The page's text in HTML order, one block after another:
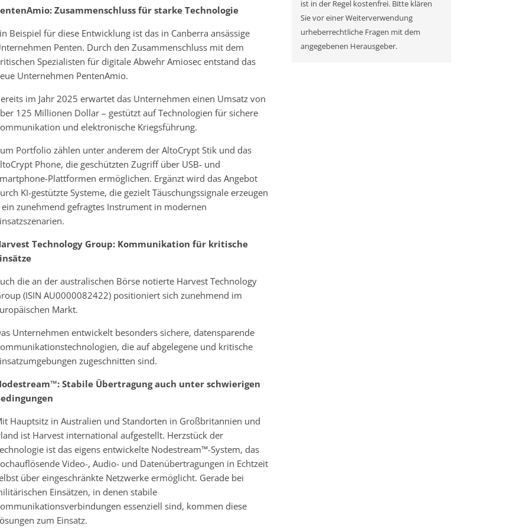
Zusammenschluss für starke Technologie
Beispiel für diese Entwicklung ist das in Canberra ansässige
Penten. Durch den Zusammenschluss mit dem
Spezialisten für digitale Abwehr Amiosec entstand das
Unternehmen PentenAmio.
im Jahr 2025 erwartet das Unternehmen einen Umsatz von
125 Millionen Dollar – gestützt auf Technologien für sichere
und elektronische Kriegsführung.
Portfolio zählen unter anderem der AltoCrypt Stik und das
Phone, die geschützten Zugriff über USB- und
Plattformen ermöglichen. Ergänzt wird das Angebot
KI-gestützte Systeme, die gezielt Täuschungssignale erzeugen
ein zunehmend gefragtes Instrument in modernen
Technology Group: Kommunikation für kritische
die an der australischen Börse notierte Harvest Technology
(ISIN AU0000082422) positioniert sich zunehmend im
Markt.
Unternehmen entwickelt besonders sichere, datensparende
die auf abgelegene und kritische
zugeschnitten sind.
Stabile Übertragung auch unter schwierigen
Hauptsitz in Australien und Standorten in Großbritannien und
ist Harvest international aufgestellt. Herzstück der
ist das eigens entwickelte Nodestream™-System, das
Video-, Audio- und Datenübertragungen in Echtzeit
über eingeschränkte Netzwerke ermöglicht. Gerade bei
Einsätzen, in denen stabile
essenziell sind, kommen diese
zum Einsatz.
ist in der Regel kostenfrei. Bitte klären
Sie vor einer Weiterverwendung
urheberrechtliche Fragen mit dem
angegebenen Herausgeber.